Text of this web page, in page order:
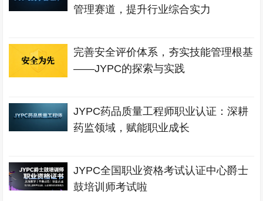
管理赛道，提升行业综合实力
完善安全评价体系，夯实技能管理根基
——JYPC的探索与实践
JYPC药品质量工程师职业认证：深耕
药监领域，赋能职业成长
JYPC全国职业资格考试认证中心爵士
鼓培训师考试啦